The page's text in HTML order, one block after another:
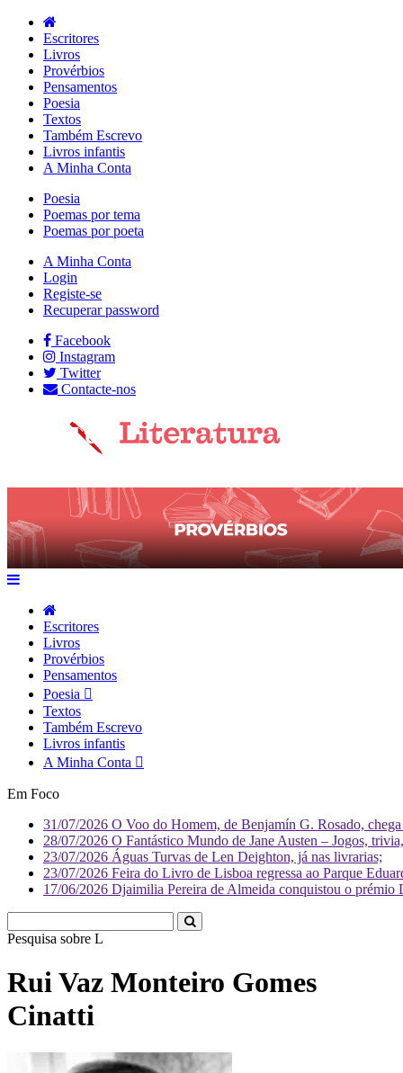
Escritores
Livros
Provérbios
Pensamentos
Poesia
Textos
Também Escrevo
Livros infantis
A Minha Conta
Poesia
Poemas por tema
Poemas por poeta
A Minha Conta
Login
Registe-se
Recuperar password
Facebook
Instagram
Twitter
Contacte-nos
Escritores
Livros
Provérbios
Pensamentos
Poesia
Textos
Também Escrevo
Livros infantis
A Minha Conta
Em Foco
31/07/2026 O Voo do Homem, de Benjamín G. Rosado,
28/07/2026 O Fantástico Mundo de Jane Austen – Jogos,
23/07/2026 Águas Turvas de Len Deighton, já nas livrarias;
23/07/2026 Feira do Livro de Lisboa regressa ao Parque
17/06/2026 Djaimilia Pereira de Almeida conquistou o
Pesquisa sobre Literatura
Rui Vaz Monteiro Gomes
Cinatti